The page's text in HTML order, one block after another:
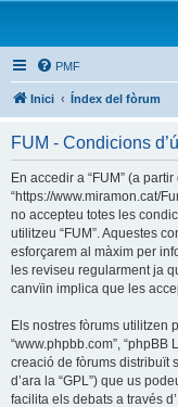
PMF
Inici Índex del fòrum
FUM - Condicions
En accedir a “FUM” (a partir
“https://www.miramon.cat/
no accepteu totes les
utilitzeu “FUM”. Aquestes
esforçarem al màxim per
les reviseu regularment ja
canvïin implica que les
Els nostres fòrums utilitzen
“www.phpbb.com”, “phpBB
creació de fòrums distribuït
d’ara la “GPL”) que us
facilita els debats a través